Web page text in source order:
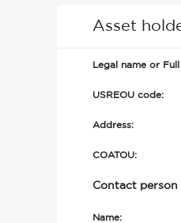
Asset
Legal name or Full
USREOU code:
Address:
COATOU:
Contact person
Name: